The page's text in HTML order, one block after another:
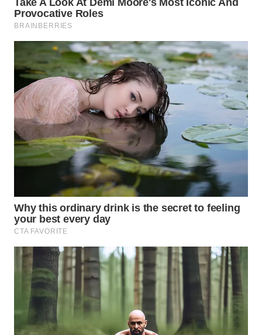
WAHANA
TANI
WAHANA
ADVOKAT
WAHANA
INFRASTRUKTUR
WAHANA
KONSUMEN
LISTRIK
WAHANA
WAHANA
TV
WAHANANEWS
ID